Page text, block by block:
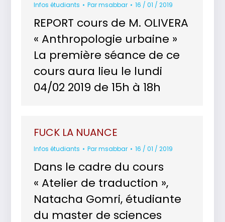
Infos étudiants Parmsabbar 16 / 01 / 2019
REPORT cours de M. OLIVERA
« Anthropologie urbaine »
La première séance de ce
cours aura lieu le lundi
04/02 2019 de 15h à 18h
FUCK LA NUANCE
Infos étudiants Parmsabbar 16 / 01 / 2019
Dans le cadre du cours
« Atelier de traduction »,
Natacha Gomri, étudiante
du master de sciences